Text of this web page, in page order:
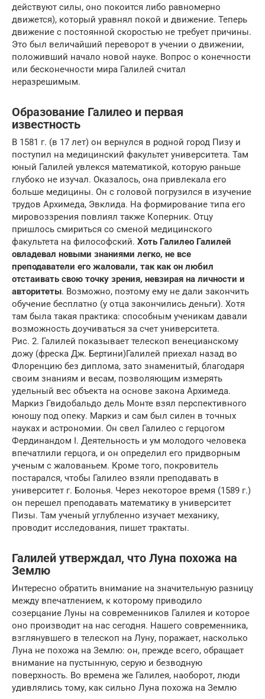
действуют силы, оно покоится либо равномерно
движется), который уравнял покой и движение. Теперь
движение с постоянной скоростью не требует причины.
Это был величайший переворот в учении о движении,
положивший начало новой науке. Вопрос о конечности
или бесконечности мира Галилей считал
неразрешимым.
Образование Галилео и первая
известность
В 1581 г. (в 17 лет) он вернулся в родной город Пизу и
поступил на медицинский факультет университета. Там
юный Галилей увлекся математикой, которую раньше
глубоко не изучал. Оказалось, она привлекала его
больше медицины. Он с головой погрузился в изучение
трудов Архимеда, Эвклида. На формирование типа его
мировоззрения повлиял также Коперник. Отцу
пришлось смириться со сменой медицинского
факультета на философский. Хоть Галилео Галилей
овладевал новыми знаниями легко, не все
преподаватели его жаловали, так как он любил
отстаивать свою точку зрения, невзирая на личности и
авторитеты. Возможно, поэтому ему не дали закончить
обучение бесплатно (у отца закончились деньги). Хотя
там была такая практика: способным ученикам давали
возможность доучиваться за счет университета.
Рис. 2. Галилей показывает телескоп венецианскому
дожу (фреска Дж. Бертини)Галилей приехал назад во
Флоренцию без диплома, зато знаменитый, благодаря
своим знаниям и весам, позволяющим измерять
удельный вес объекта на основе закона Архимеда.
Маркиз Гвидобальдо дель Монте взял перспективного
юношу под опеку. Маркиз и сам был силен в точных
науках и астрономии. Он свел Галилео с герцогом
Фердинандом I. Деятельность и ум молодого человека
впечатлили герцога, и он определил его придворным
ученым с жалованьем. Кроме того, покровитель
постарался, чтобы Галилео взяли преподавать в
университет г. Болонья. Через некоторое время (1589 г.)
он перешел преподавать математику в университет
Пизы. Там ученый углубленно изучает механику,
проводит исследования, пишет трактаты.
Галилей утверждал, что Луна похожа на
Землю
Интересно обратить внимание на значительную разницу
между впечатлением, к которому приводило
созерцание Луны на современников Галилея и которое
оно производит на нас сегодня. Нашего современника,
взглянувшего в телескоп на Луну, поражает, насколько
Луна не похожа на Землю: он, прежде всего, обращает
внимание на пустынную, серую и безводную
поверхность. Во времена же Галилея, наоборот, люди
удивлялись тому, как сильно Луна похожа на Землю